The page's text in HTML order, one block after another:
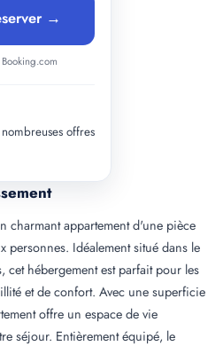
charmant appartement d'une pièce
Idéalement situé dans le
cet hébergement est parfait pour les
et de confort. Avec une superficie
offre un espace de vie
séjour. Entièrement équipé, le
→
offres